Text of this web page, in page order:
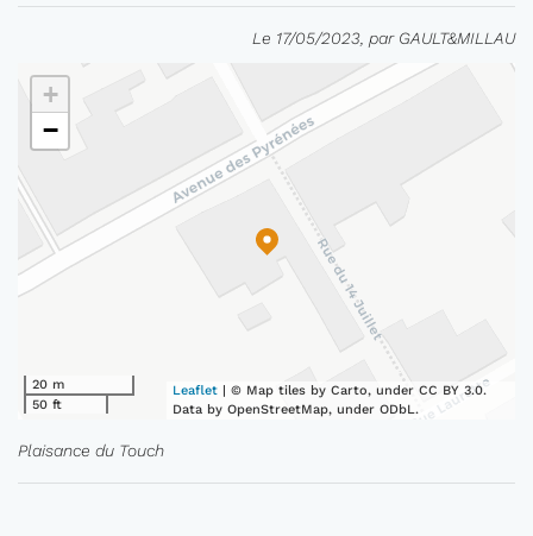
Le 17/05/2023, par GAULT&MILLAU
+
−
20 m
50 ft
Leaflet | © Map tiles by Carto, under CC BY 3.0.
Data by OpenStreetMap, under ODbL.
Plaisance du Touch